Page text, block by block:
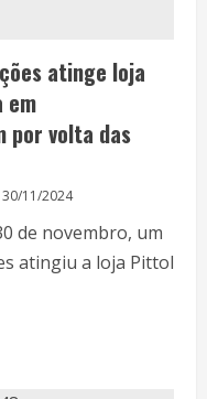
atinge loja
em
por volta das
30/11/2024
de novembro, um
atingiu a loja Pittol